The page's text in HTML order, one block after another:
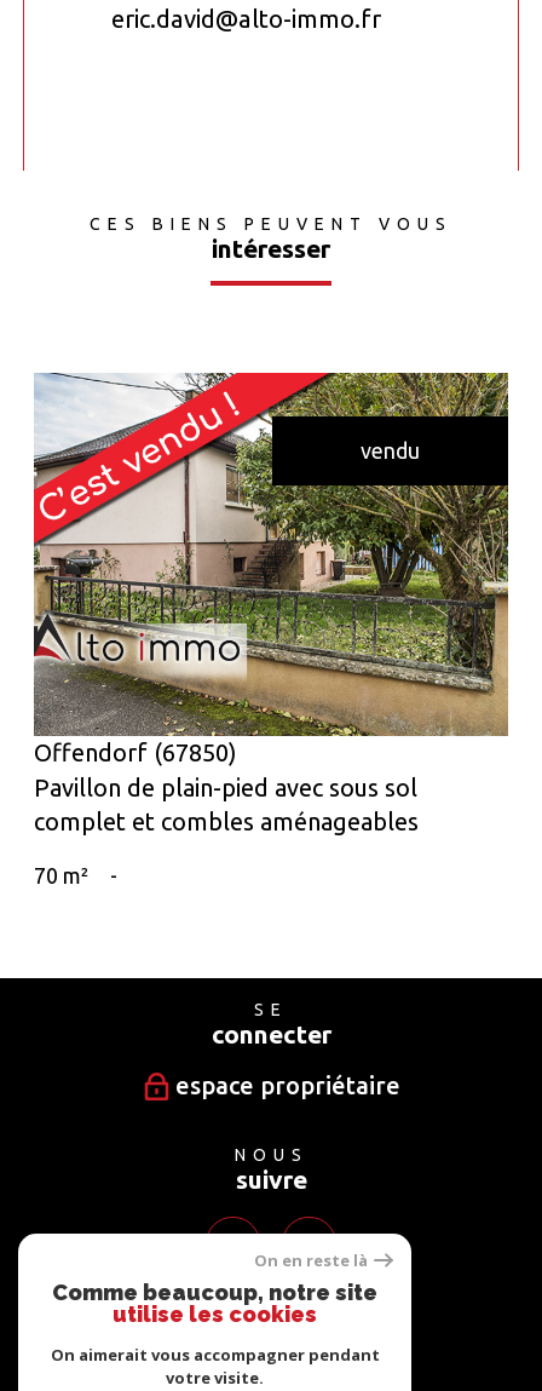
eric.david@alto-immo.fr
CES BIENS PEUVENT VOUS
intéresser
vendu
voir le bien
Offendorf (67850)
Pavillon de plain-pied avec sous sol
complet et combles aménageables
70 m² -
SE
connecter
espace propriétaire
NOUS
suivre
NOUS
adhérons
On en reste là
Comme beaucoup, notre site
utilise les cookies
On aimerait vous accompagner pendant
votre visite.